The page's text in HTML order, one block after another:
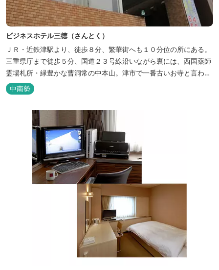
ビジネスホテル三徳（さんとく）
ＪＲ・近鉄津駅より、徒歩８分、繁華街へも１０分位の所にある。
三重県庁まで徒歩５分、国道２３号線沿いながら裏には、西国薬師
霊場札所・緑豊かな曹洞常の中本山。津市で一番古いお寺と言われ
る塔世山四天王寺があります。
中南勢